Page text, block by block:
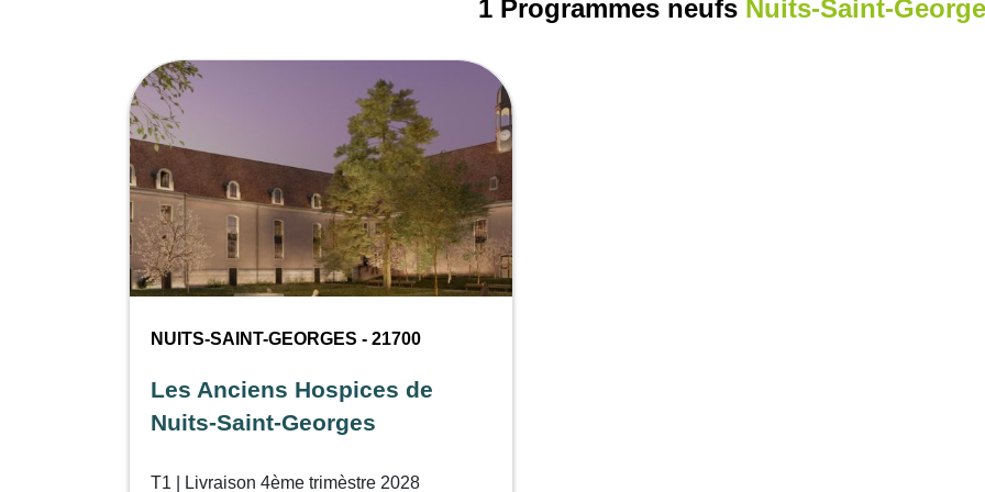
1 Programmes neufs Nuits-Saint-
NUITS-SAINT-GEORGES - 21700
Les Anciens Hospices de
Nuits-Saint-Georges
T1 | Livraison 4ème trimèstre 2028